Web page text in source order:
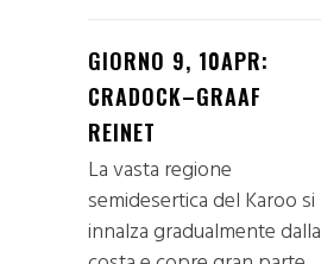
GIORNO 9, 10APR:
CRADOCK–GRAAF
REINET
La vasta regione
semidesertica del Karoo si
innalza gradualmente dalla